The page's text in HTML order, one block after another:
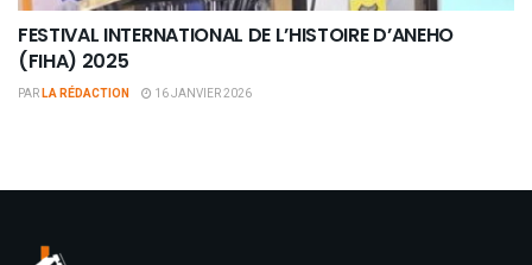
FESTIVAL INTERNATIONAL DE L’HISTOIRE D’ANEHO
(FIHA) 2025
PARLA RÉDACTION 16 JANVIER 2026